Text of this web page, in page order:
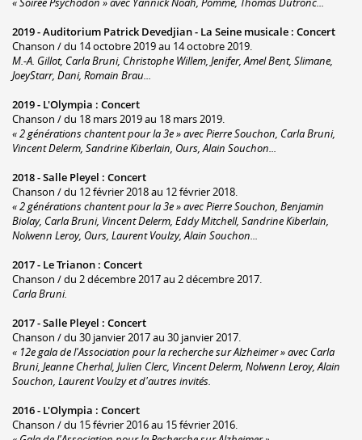
2019 -Auditorium Patrick Devedjian - La Seine musicale : Concert
Chanson / du 14 octobre 2019 au 14 octobre 2019.
M.-A. Gillot, Carla Bruni, Christophe Willem, Jenifer, Amel Bent, Slimane,
JoeyStarr, Dani, Romain Brau...
2019 - L'Olympia : Concert
Chanson / du 18 mars 2019 au 18 mars 2019.
« 2 générations chantent pour la 3e » avec Pierre Souchon, Carla Bruni,
Vincent Delerm, Sandrine Kiberlain, Ours, Alain Souchon...
2018 -Salle Pleyel : Concert
Chanson / du 12 février 2018 au 12 février 2018.
« 2 générations chantent pour la 3e » avec Pierre Souchon, Benjamin
Biolay, Carla Bruni, Vincent Delerm, Eddy Mitchell, Sandrine Kiberlain,
Nolwenn Leroy, Ours, Laurent Voulzy, Alain Souchon...
2017 - Le Trianon : Concert
Chanson / du 2 décembre 2017 au 2 décembre 2017.
Carla Bruni.
2017 -Salle Pleyel : Concert
Chanson / du 30 janvier 2017 au 30 janvier 2017.
« 12e gala de l'Association pour la recherche sur Alzheimer » avec Carla
Bruni, Jeanne Cherhal, Julien Clerc, Vincent Delerm, Nolwenn Leroy, Alain
Souchon, Laurent Voulzy et d'autres invités.
2016 - L'Olympia : Concert
Chanson / du 15 février 2016 au 15 février 2016.